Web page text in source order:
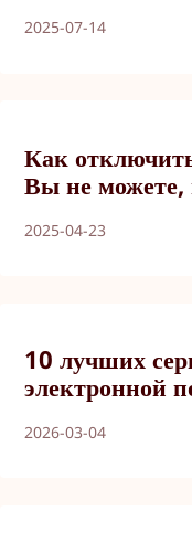
2025-07-14
Как
Вы не можете,
2025-04-23
10 лучших
электронной
2026-03-04